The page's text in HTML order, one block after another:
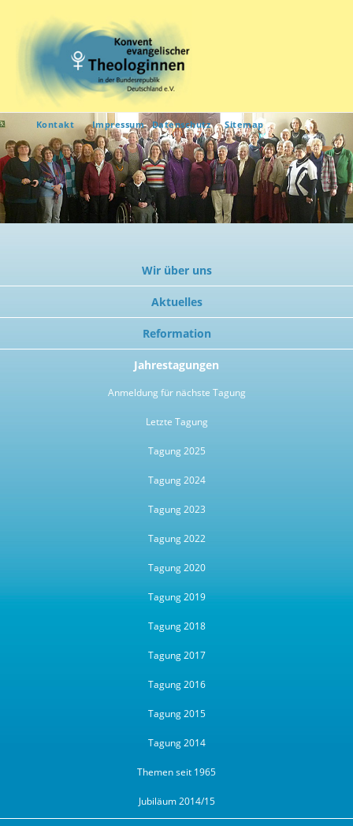
Kontakt Impressum Datenschutz Sitemap
Wir über uns
Aktuelles
Reformation
Jahrestagungen
Anmeldung für nächste Tagung
Letzte Tagung
Tagung 2025
Tagung 2024
Tagung 2023
Tagung 2022
Tagung 2020
Tagung 2019
Tagung 2018
Tagung 2017
Tagung 2016
Tagung 2015
Tagung 2014
Themen seit 1965
Jubiläum 2014/15